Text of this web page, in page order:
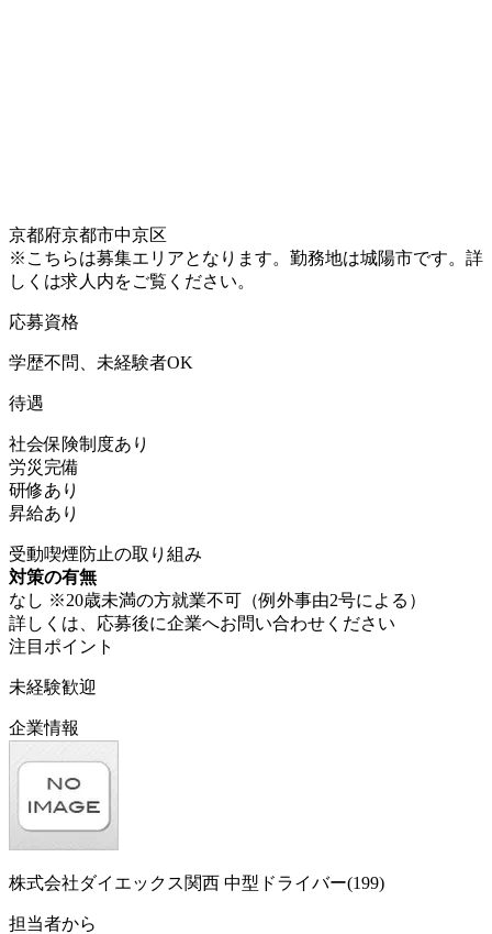
京都府京都市中京区
※こちらは募集エリアとなります。勤務地は城陽市です。詳
しくは求人内をご覧ください。
応募資格
学歴不問、未経験者OK
待遇
社会保険制度あり
労災完備
研修あり
昇給あり
受動喫煙防止の取り組み
対策の有無
なし ※20歳未満の方就業不可（例外事由2号による）
詳しくは、応募後に企業へお問い合わせください
注目ポイント
未経験歓迎
企業情報
株式会社ダイエックス関西 中型ドライバー(199)
担当者から